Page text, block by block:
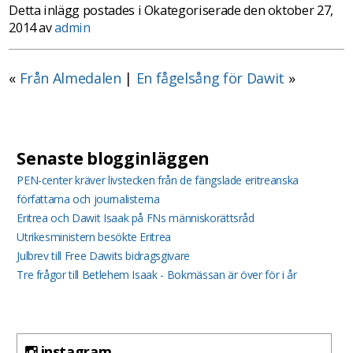
Detta inlägg postades i Okategoriserade den oktober 27,
2014 avadmin
« Från Almedalen | En fågelsång för Dawit »
Senaste blogginläggen
PEN-center kräver livstecken från de fängslade eritreanska
författarna och journalisterna
Eritrea och Dawit Isaak på FNs människorättsråd
Utrikesministern besökte Eritrea
Julbrev till Free Dawits bidragsgivare
Tre frågor till Betlehem Isaak - Bokmässan är över för i år